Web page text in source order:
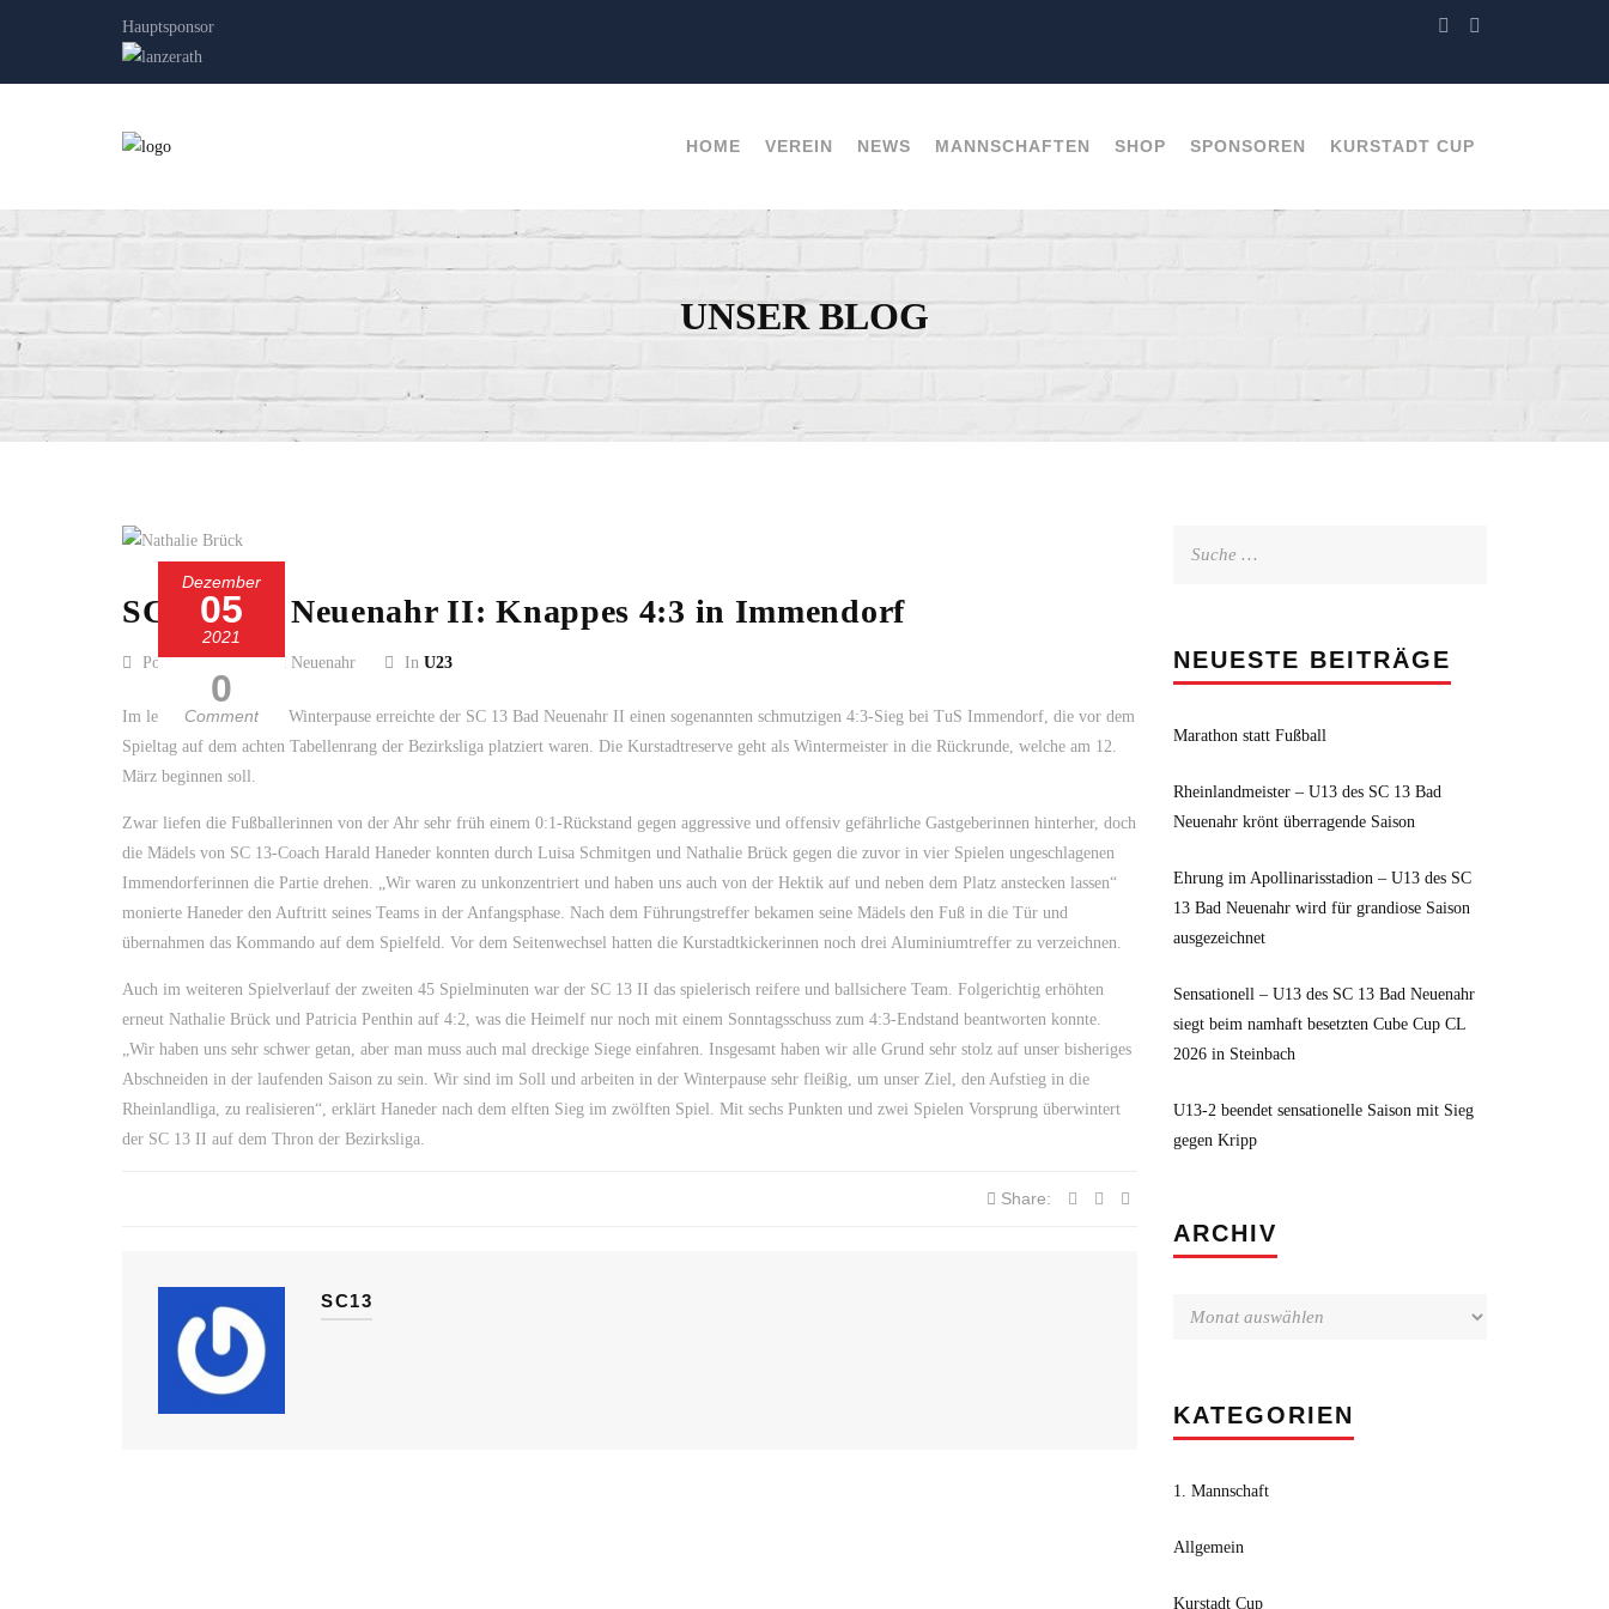
Hauptsponsor
HOME VEREIN NEWS MANNSCHAFTEN SHOP SPONSOREN KURSTADT CUP
UNSER BLOG
Dezember
05
2021
0
Comment
SC 13 Bad Neuenahr II: Knappes 4:3 in Immendorf
Posted by SC 13 Bad Neuenahr In U23
Im letzten Spiel vor der Winterpause erreichte der SC 13 Bad Neuenahr II einen sogenannten schmutzigen 4:3-Sieg bei TuS Immendorf, die vor dem
Spieltag auf dem achten Tabellenrang der Bezirksliga platziert waren. Die Kurstadtreserve geht als Wintermeister in die Rückrunde, welche am 12.
März beginnen soll.
Zwar liefen die Fußballerinnen von der Ahr sehr früh einem 0:1-Rückstand gegen aggressive und offensiv gefährliche Gastgeberinnen hinterher, doch
die Mädels von SC 13-Coach Harald Haneder konnten durch Luisa Schmitgen und Nathalie Brück gegen die zuvor in vier Spielen ungeschlagenen
Immendorferinnen die Partie drehen. „Wir waren zu unkonzentriert und haben uns auch von der Hektik auf und neben dem Platz anstecken lassen“
monierte Haneder den Auftritt seines Teams in der Anfangsphase. Nach dem Führungstreffer bekamen seine Mädels den Fuß in die Tür und
übernahmen das Kommando auf dem Spielfeld. Vor dem Seitenwechsel hatten die Kurstadtkickerinnen noch drei Aluminiumtreffer zu verzeichnen.
Auch im weiteren Spielverlauf der zweiten 45 Spielminuten war der SC 13 II das spielerisch reifere und ballsichere Team. Folgerichtig erhöhten
erneut Nathalie Brück und Patricia Penthin auf 4:2, was die Heimelf nur noch mit einem Sonntagsschuss zum 4:3-Endstand beantworten konnte.
„Wir haben uns sehr schwer getan, aber man muss auch mal dreckige Siege einfahren. Insgesamt haben wir alle Grund sehr stolz auf unser bisheriges
Abschneiden in der laufenden Saison zu sein. Wir sind im Soll und arbeiten in der Winterpause sehr fleißig, um unser Ziel, den Aufstieg in die
Rheinlandliga, zu realisieren“, erklärt Haneder nach dem elften Sieg im zwölften Spiel. Mit sechs Punkten und zwei Spielen Vorsprung überwintert
der SC 13 II auf dem Thron der Bezirksliga.
Share:
SC13
NEUESTE BEITRÄGE
Marathon statt Fußball
Rheinlandmeister – U13 des SC 13 Bad
Neuenahr krönt überragende Saison
Ehrung im Apollinarisstadion – U13 des SC
13 Bad Neuenahr wird für grandiose Saison
ausgezeichnet
Sensationell – U13 des SC 13 Bad Neuenahr
siegt beim namhaft besetzten Cube Cup CL
2026 in Steinbach
U13-2 beendet sensationelle Saison mit Sieg
gegen Kripp
ARCHIV
KATEGORIEN
1. Mannschaft
Allgemein
Kurstadt Cup